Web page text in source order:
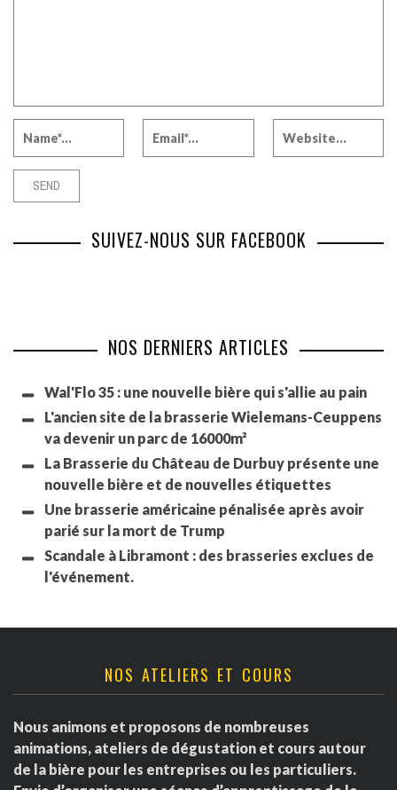
SUIVEZ-NOUS SUR FACEBOOK
NOS DERNIERS ARTICLES
Wal'Flo 35 : une nouvelle bière qui s'allie au pain
L'ancien site de la brasserie Wielemans-Ceuppens
va devenir un parc de 16000m²
La Brasserie du Château de Durbuy présente une
nouvelle bière et de nouvelles étiquettes
Une brasserie américaine pénalisée après avoir
parié sur la mort de Trump
Scandale à Libramont : des brasseries exclues de
l'événement.
NOS ATELIERS ET COURS
Nous animons et proposons de nombreuses
animations, ateliers de dégustation et cours autour
de la bière pour les entreprises ou les particuliers.